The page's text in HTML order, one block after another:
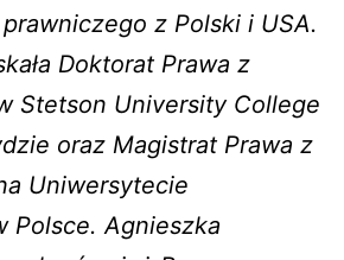
z Polski i USA.
Doktorat Prawa z
Stetson University College
oraz Magistrat Prawa z
Uniwersytecie
Polsce. Agnieszka